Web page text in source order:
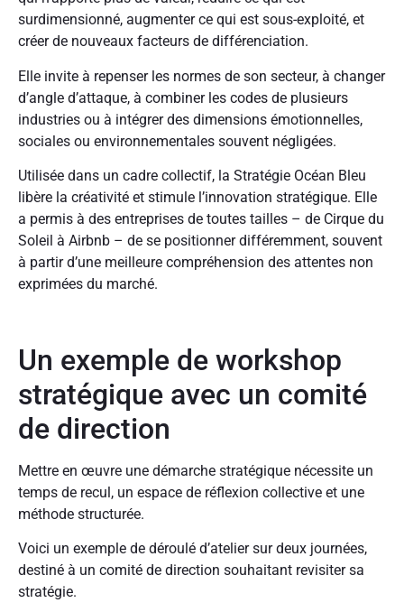
surdimensionné, augmenter ce qui est sous-exploité, et
créer de nouveaux facteurs de différenciation.
Elle invite à repenser les normes de son secteur, à changer
d’angle d’attaque, à combiner les codes de plusieurs
industries ou à intégrer des dimensions émotionnelles,
sociales ou environnementales souvent négligées.
Utilisée dans un cadre collectif, la Stratégie Océan Bleu
libère la créativité et stimule l’innovation stratégique. Elle
a permis à des entreprises de toutes tailles – de Cirque du
Soleil à Airbnb – de se positionner différemment, souvent
à partir d’une meilleure compréhension des attentes non
exprimées du marché.
Un exemple de workshop
stratégique avec un comité
de direction
Mettre en œuvre une démarche stratégique nécessite un
temps de recul, un espace de réflexion collective et une
méthode structurée.
Voici un exemple de déroulé d’atelier sur deux journées,
destiné à un comité de direction souhaitant revisiter sa
stratégie.